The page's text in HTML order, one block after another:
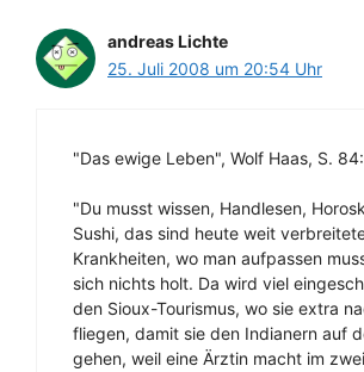
andreas Lichte
25. Juli 2008 um 20:54 Uhr
"Das ewige Leben", Wolf Haas, S. 84:
"Du musst wissen, Handlesen,
Sushi, das sind heute weit
Krankheiten, wo man aufpassen
sich nichts holt. Da wird viel
den Sioux-Tourismus, wo sie extra
fliegen, damit sie den Indianern auf
gehen, weil eine Ärztin macht im